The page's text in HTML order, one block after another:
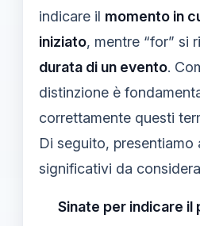
indicare il momento in
iniziato, mentre “for” si
durata di un evento.
distinzione è
correttamente questi
Di seguito, presentiamo
significativi da
Sinate per indicare il